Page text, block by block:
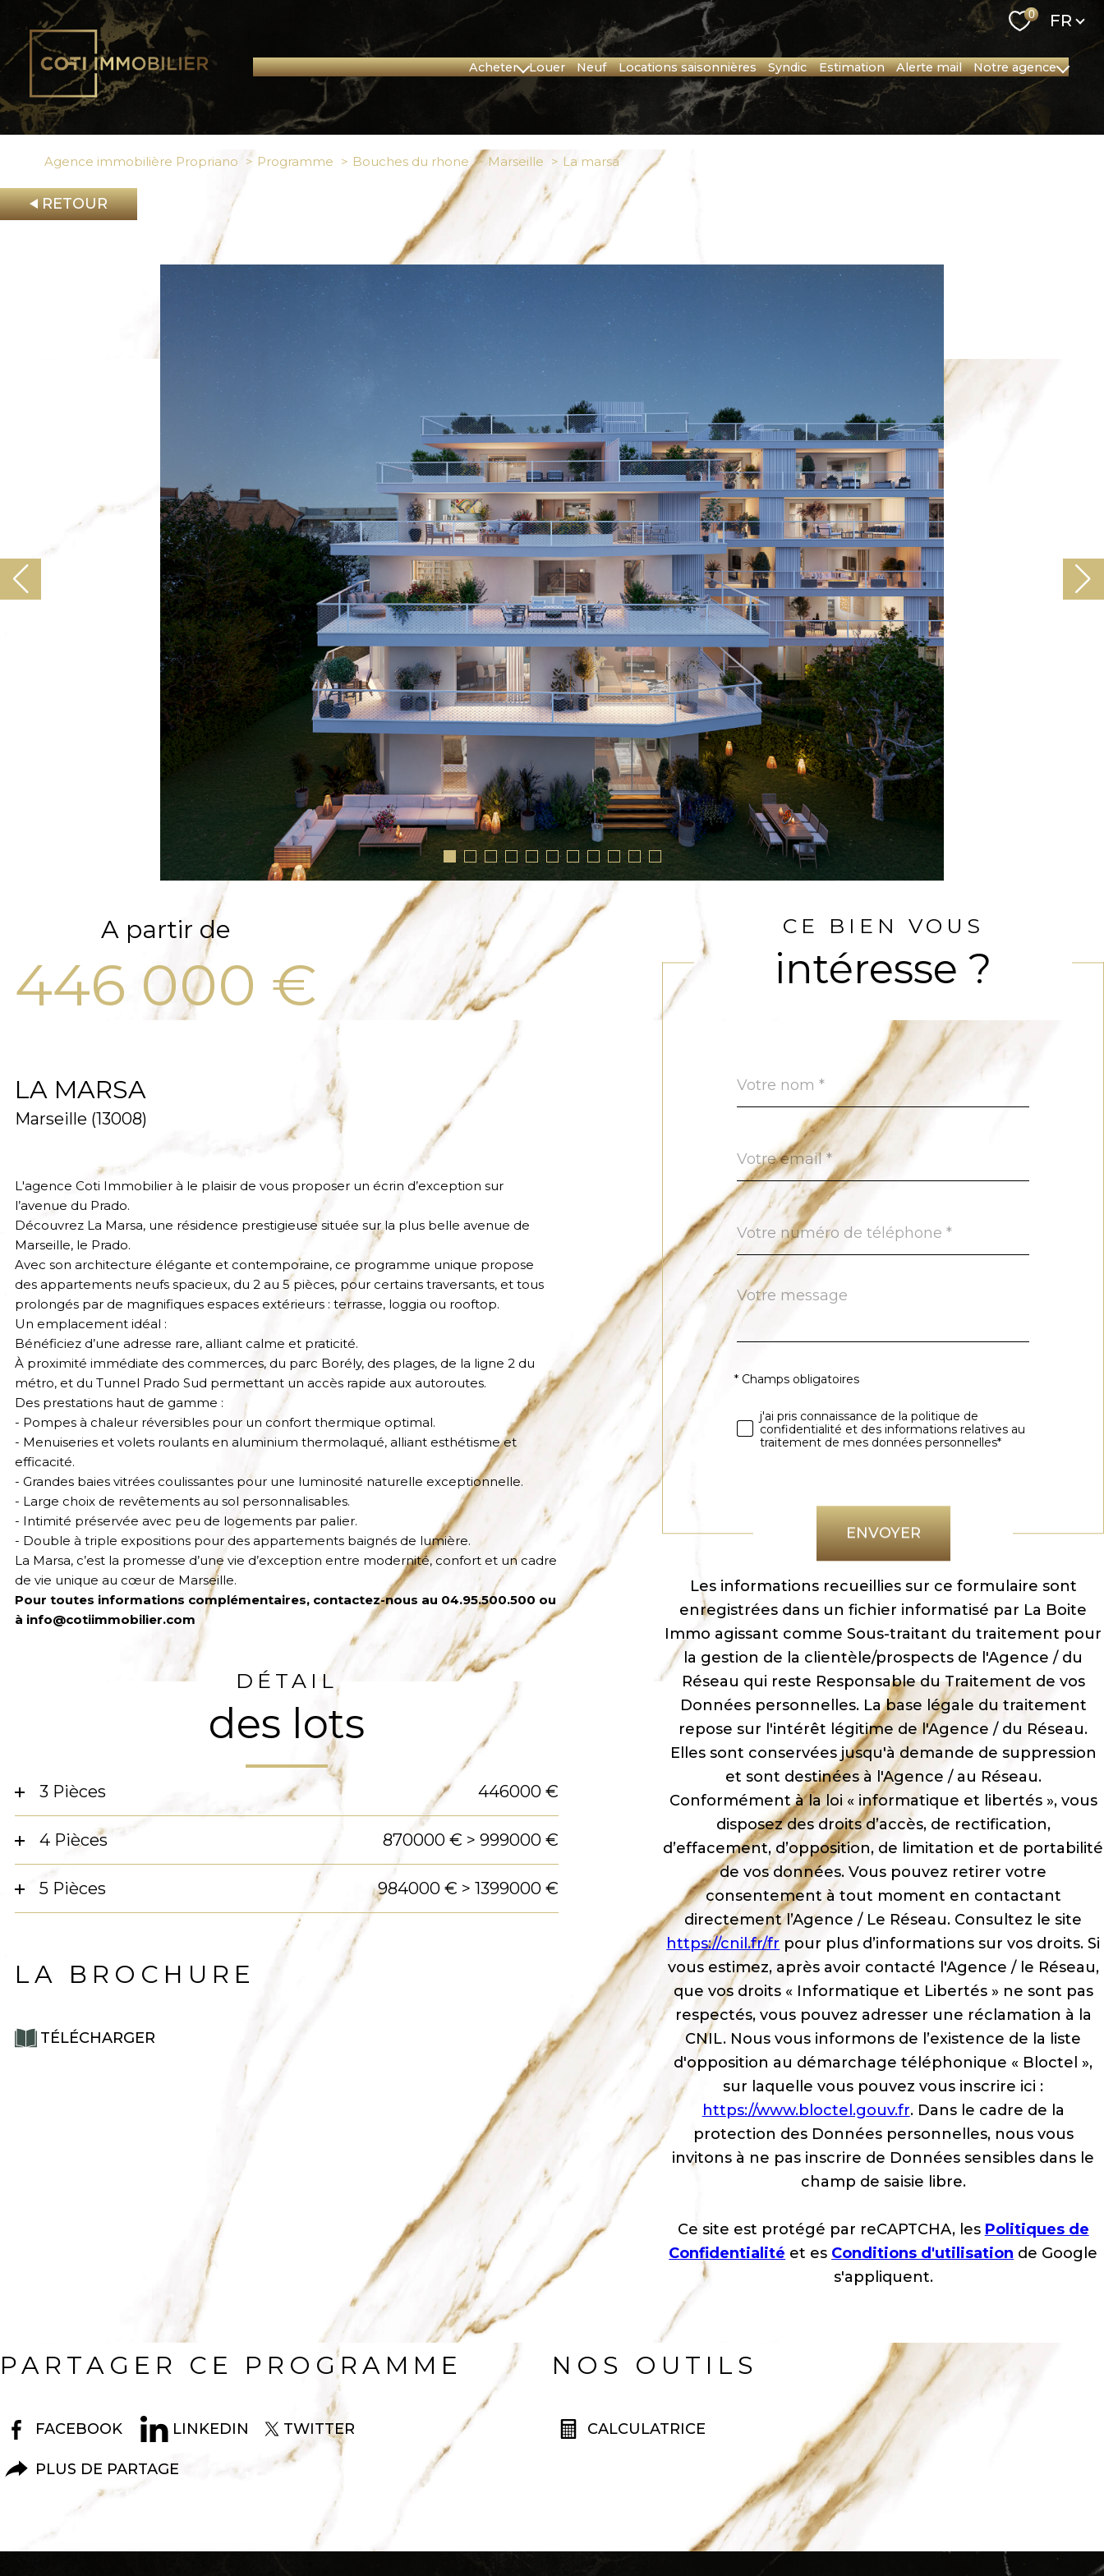
0 FR
acheter
Corse
Provence
louer neuf locations saisonnières syndic estimation alerte mail notre agence
Nos collaborateurs
Nos Partenaires
Agence immobilière Propriano Programme Bouches du rhone Marseille la marsa
RETOUR
A partir de
446 000 €
LA MARSA
Marseille (13008)
L'agence Coti Immobilier à le plaisir de vous proposer un écrin d’exception sur
l’avenue du Prado.
Découvrez La Marsa, une résidence prestigieuse située sur la plus belle avenue de
Marseille, le Prado.
Avec son architecture élégante et contemporaine, ce programme unique propose
des appartements neufs spacieux, du 2 au 5 pièces, pour certains traversants, et tous
prolongés par de magnifiques espaces extérieurs : terrasse, loggia ou rooftop.
Un emplacement idéal :
Bénéficiez d’une adresse rare, alliant calme et praticité.
À proximité immédiate des commerces, du parc Borély, des plages, de la ligne 2 du
métro, et du Tunnel Prado Sud permettant un accès rapide aux autoroutes.
Des prestations haut de gamme :
- Pompes à chaleur réversibles pour un confort thermique optimal.
- Menuiseries et volets roulants en aluminium thermolaqué, alliant esthétisme et
efficacité.
- Grandes baies vitrées coulissantes pour une luminosité naturelle exceptionnelle.
- Large choix de revêtements au sol personnalisables.
- Intimité préservée avec peu de logements par palier.
- Double à triple expositions pour des appartements baignés de lumière.
La Marsa, c’est la promesse d’une vie d’exception entre modernité, confort et un cadre
de vie unique au cœur de Marseille.
Pour toutes informations complémentaires, contactez-nous au 04.95.500.500 ou
à info@cotiimmobilier.com
DÉTAIL
des lots
3 Pièces 446000 €
4 Pièces 870000 € > 999000 €
5 Pièces 984000 € > 1399000 €
LA BROCHURE
TÉLÉCHARGER
CE BIEN VOUS
intéresse ?
par
défaut
*
email
*
Téléphone
*
Fieldset
défaut
Message
*
Validation
* Champs obligatoires
j'ai pris connaissance de la politique de
confidentialité et des informations relatives au
traitement de mes données personnelles*
ENVOYER
Les informations recueillies sur ce formulaire sont
enregistrées dans un fichier informatisé par La Boite
Immo agissant comme Sous-traitant du traitement pour
la gestion de la clientèle/prospects de l'Agence / du
Réseau qui reste Responsable du Traitement de vos
Données personnelles. La base légale du traitement
repose sur l'intérêt légitime de l'Agence / du Réseau.
Elles sont conservées jusqu'à demande de suppression
et sont destinées à l'Agence / au Réseau.
Conformément à la loi « informatique et libertés », vous
disposez des droits d’accès, de rectification,
d’effacement, d’opposition, de limitation et de portabilité
de vos données. Vous pouvez retirer votre
consentement à tout moment en contactant
directement l’Agence / Le Réseau. Consultez le site
https://cnil.fr/fr pour plus d’informations sur vos droits. Si
vous estimez, après avoir contacté l'Agence / le Réseau,
que vos droits « Informatique et Libertés » ne sont pas
respectés, vous pouvez adresser une réclamation à la
CNIL. Nous vous informons de l’existence de la liste
d'opposition au démarchage téléphonique « Bloctel »,
sur laquelle vous pouvez vous inscrire ici :
https://www.bloctel.gouv.fr. Dans le cadre de la
protection des Données personnelles, nous vous
invitons à ne pas inscrire de Données sensibles dans le
champ de saisie libre.
Ce site est protégé par reCAPTCHA, les Politiques de
Confidentialité et es Conditions d'utilisation de Google
s'appliquent.
PARTAGER CE PROGRAMME
FACEBOOK LINKEDIN TWITTER
PLUS DE PARTAGE
NOS OUTILS
CALCULATRICE